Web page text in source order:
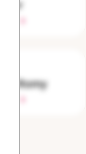
Romy